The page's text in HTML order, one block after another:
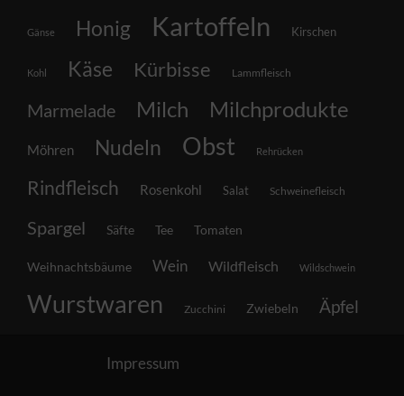
Gänse Honig Kartoffeln Kirschen
Kohl Käse Kürbisse Lammfleisch
Marmelade Milch Milchprodukte
Möhren Nudeln Obst Rehrücken
Rindfleisch Rosenkohl Salat Schweinefleisch
Spargel Säfte Tee Tomaten
Weihnachtsbäume Wein Wildfleisch Wildschwein
Wurstwaren Zucchini Zwiebeln Äpfel
Impressum